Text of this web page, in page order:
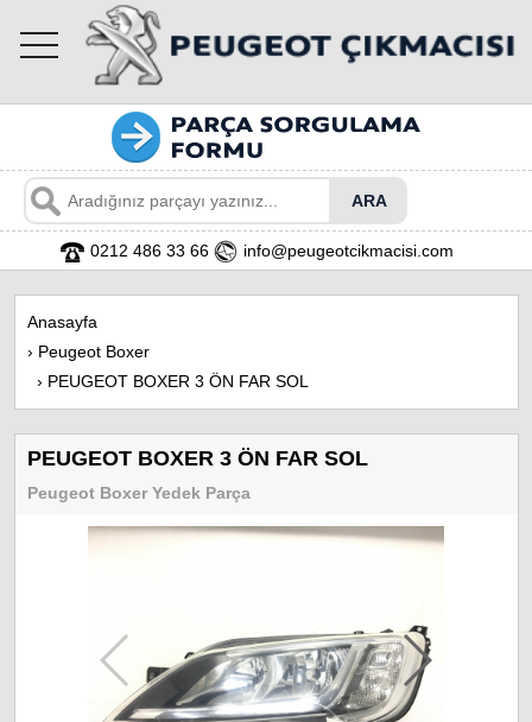
toggle
navigation
0212 486 33 66 info@peugeotcikmacisi.com
Anasayfa
› Peugeot Boxer
› PEUGEOT BOXER 3 ÖN FAR SOL
PEUGEOT BOXER 3 ÖN FAR SOL
Peugeot Boxer Yedek Parça